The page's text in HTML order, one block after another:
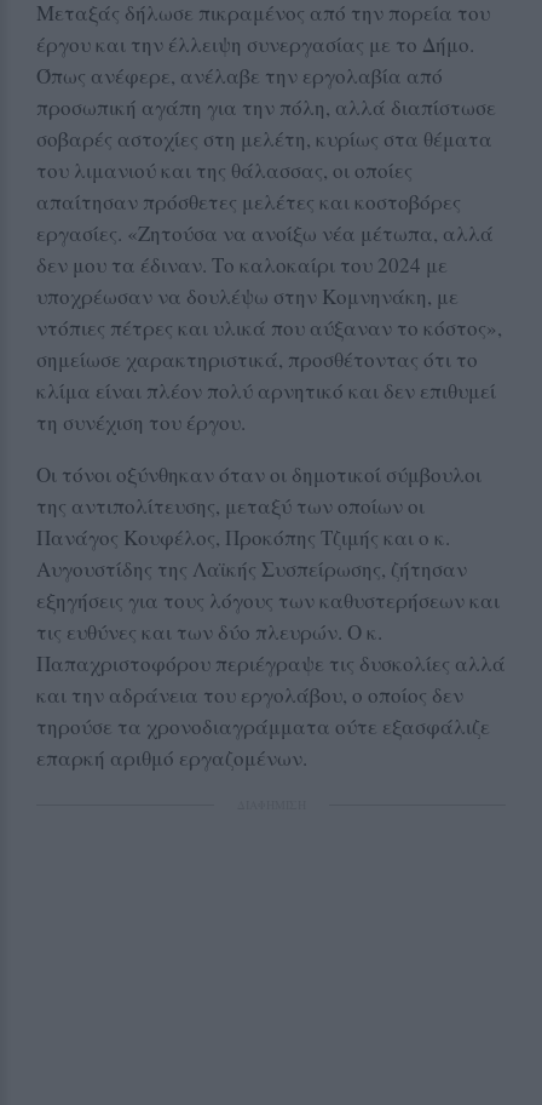
Μεταξάς δήλωσε πικραμένος από την πορεία του
έργου και την έλλειψη συνεργασίας με το Δήμο.
Όπως ανέφερε, ανέλαβε την εργολαβία από
προσωπική αγάπη για την πόλη, αλλά διαπίστωσε
σοβαρές αστοχίες στη μελέτη, κυρίως στα θέματα
του λιμανιού και της θάλασσας, οι οποίες
απαίτησαν πρόσθετες μελέτες και κοστοβόρες
εργασίες. «Ζητούσα να ανοίξω νέα μέτωπα, αλλά
δεν μου τα έδιναν. Το καλοκαίρι του 2024 με
υποχρέωσαν να δουλέψω στην Κομνηνάκη, με
ντόπιες πέτρες και υλικά που αύξαναν το κόστος»,
σημείωσε χαρακτηριστικά, προσθέτοντας ότι το
κλίμα είναι πλέον πολύ αρνητικό και δεν επιθυμεί
τη συνέχιση του έργου.
Οι τόνοι οξύνθηκαν όταν οι δημοτικοί σύμβουλοι
της αντιπολίτευσης, μεταξύ των οποίων οι
Πανάγος Κουφέλος, Προκόπης Τζιμής και ο κ.
Αυγουστίδης της Λαϊκής Συσπείρωσης, ζήτησαν
εξηγήσεις για τους λόγους των καθυστερήσεων και
τις ευθύνες και των δύο πλευρών. Ο κ.
Παπαχριστοφόρου περιέγραψε τις δυσκολίες αλλά
και την αδράνεια του εργολάβου, ο οποίος δεν
τηρούσε τα χρονοδιαγράμματα ούτε εξασφάλιζε
επαρκή αριθμό εργαζομένων.